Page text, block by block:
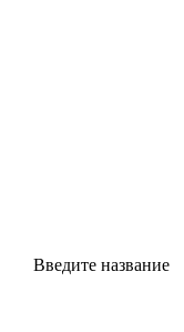
Введите название